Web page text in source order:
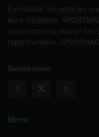
Formidable lien entre les
leurs disciplines,
sport comme la plupart des
l’appréhendent.
Suivez-nous
Menu